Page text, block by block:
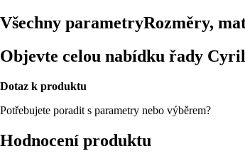
Všechny parametryRozměry,
Objevte celou nabídku řady Cyril
Dotaz k produktu
Potřebujete poradit s parametry nebo výběrem?
Hodnocení produktu